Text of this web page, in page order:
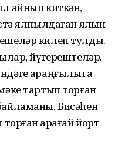
айнып киткəн,
ялпылдаған ялҡын
килеп тулды.
йүгерештелəр.
ҡараңғылыҡта
тартып торған
Бисəһен
ҡарағай йорт